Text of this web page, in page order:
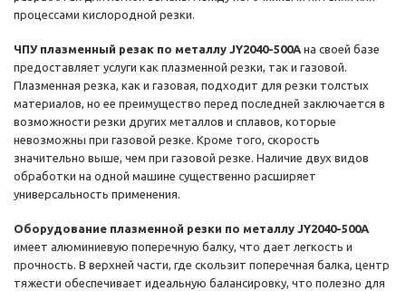
процессами кислородной резки.
ЧПУ плазменный резак по металлу JY2040-500A на своей базе
предоставляет услуги как плазменной резки, так и газовой.
Плазменная резка, как и газовая, подходит для резки толстых
материалов, но ее преимущество перед последней заключается в
возможности резки других металлов и сплавов, которые
невозможны при газовой резке. Кроме того, скорость
значительно выше, чем при газовой резке. Наличие двух видов
обработки на одной машине существенно расширяет
универсальность применения.
Оборудование плазменной резки по металлу JY2040-500A
имеет алюминиевую поперечную балку, что дает легкость и
прочность. В верхней части, где скользит поперечная балка, центр
тяжести обеспечивает идеальную балансировку, что полезно для